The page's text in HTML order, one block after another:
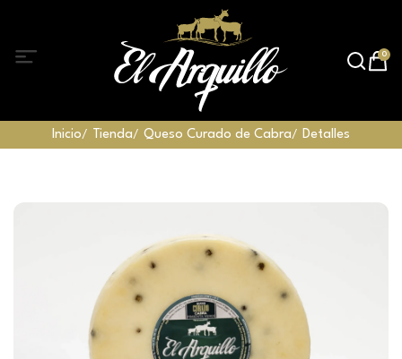
0
Inicio Tienda Queso Curado de Cabra Detalles